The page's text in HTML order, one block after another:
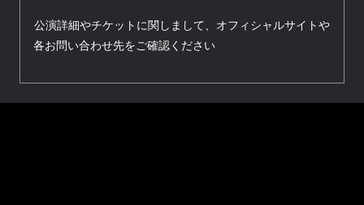
公演詳細やチケットに関しまして、オフィシャルサイトや
各お問い合わせ先をご確認ください